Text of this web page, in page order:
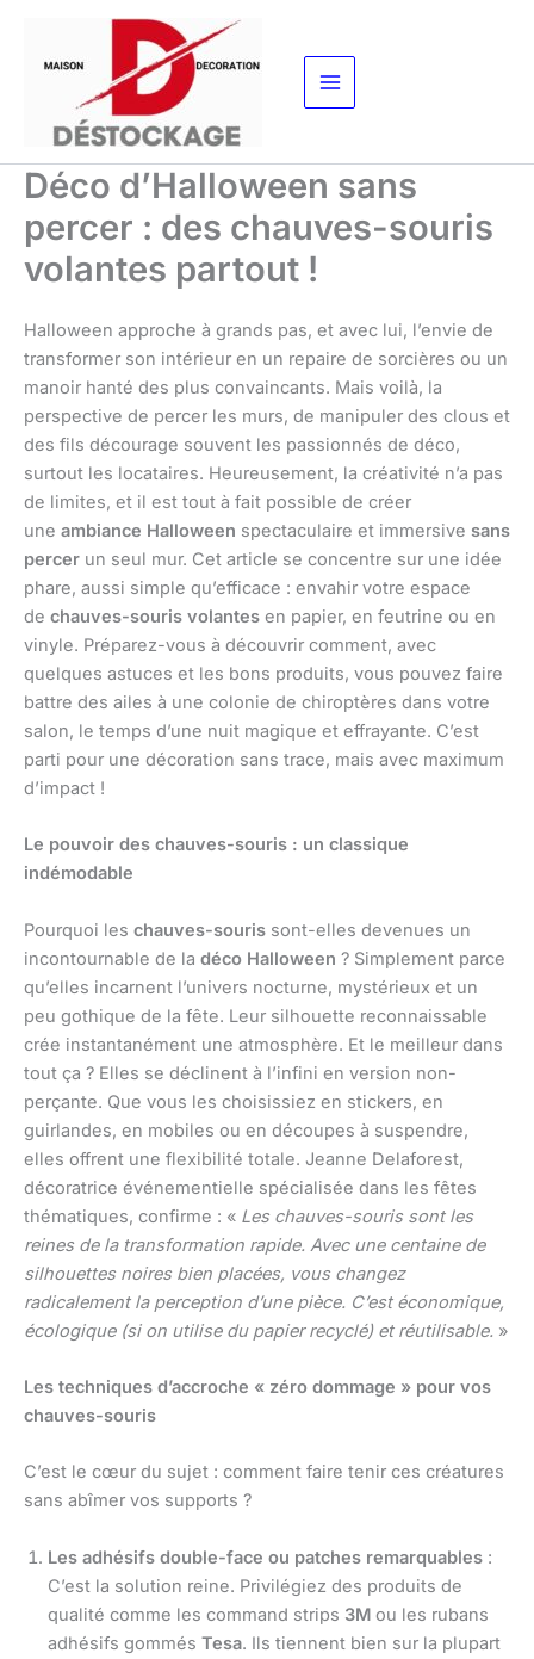
contenu
Déco d’Halloween sans
percer : des chauves-souris
volantes partout !
Halloween approche à grands pas, et avec lui, l’envie de
transformer son intérieur en un repaire de sorcières ou un
manoir hanté des plus convaincants. Mais voilà, la
perspective de percer les murs, de manipuler des clous et
des fils décourage souvent les passionnés de déco,
surtout les locataires. Heureusement, la créativité n’a pas
de limites, et il est tout à fait possible de créer
une ambiance Halloween spectaculaire et immersive sans
percer un seul mur. Cet article se concentre sur une idée
phare, aussi simple qu’efficace : envahir votre espace
de chauves-souris volantes en papier, en feutrine ou en
vinyle. Préparez-vous à découvrir comment, avec
quelques astuces et les bons produits, vous pouvez faire
battre des ailes à une colonie de chiroptères dans votre
salon, le temps d’une nuit magique et effrayante. C’est
parti pour une décoration sans trace, mais avec maximum
d’impact !
Le pouvoir des chauves-souris : un classique
indémodable
Pourquoi les chauves-souris sont-elles devenues un
incontournable de la déco Halloween ? Simplement parce
qu’elles incarnent l’univers nocturne, mystérieux et un
peu gothique de la fête. Leur silhouette reconnaissable
crée instantanément une atmosphère. Et le meilleur dans
tout ça ? Elles se déclinent à l’infini en version non-
perçante. Que vous les choisissiez en stickers, en
guirlandes, en mobiles ou en découpes à suspendre,
elles offrent une flexibilité totale. Jeanne Delaforest,
décoratrice événementielle spécialisée dans les fêtes
thématiques, confirme : « Les chauves-souris sont les
reines de la transformation rapide. Avec une centaine de
silhouettes noires bien placées, vous changez
radicalement la perception d’une pièce. C’est économique,
écologique (si on utilise du papier recyclé) et réutilisable. »
Les techniques d’accroche « zéro dommage » pour vos
chauves-souris
C’est le cœur du sujet : comment faire tenir ces créatures
sans abîmer vos supports ?
Les adhésifs double-face ou patches remarquables :
C’est la solution reine. Privilégiez des produits de
qualité comme les command strips 3M ou les rubans
adhésifs gommés Tesa. Ils tiennent bien sur la plupart